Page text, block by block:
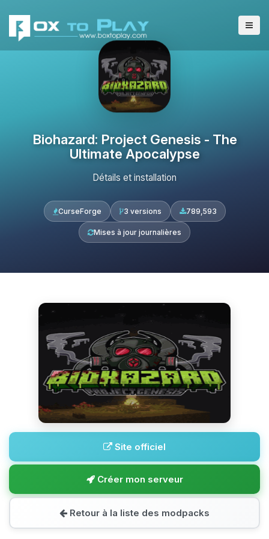
Biohazard: Project Genesis - The
Ultimate Apocalypse
Détails et installation
CurseForge 3 versions 789,593
Mises à jour journalières
Site officiel
Créer mon serveur
Retour à la liste des modpacks